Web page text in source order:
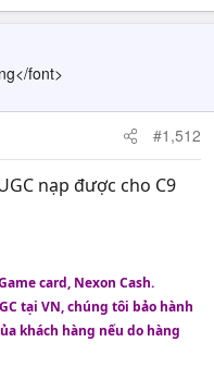
font>
#1,512
nạp được cho C9
card, Nexon Cash.
tại VN, chúng tôi bảo hành
khách hàng nếu do hàng